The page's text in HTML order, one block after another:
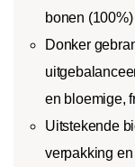
bonen (100%)
Donker
en bloemige,
Uitstekende
verpakking